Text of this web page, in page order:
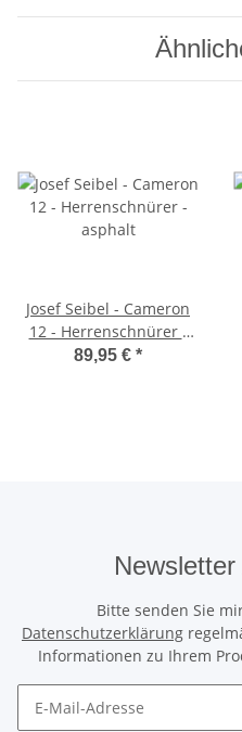
Josef Seibel - Cameron
12 - Herrenschnürer -
asphalt
89,95 € *
Bitte senden Sie
Datenschutzerklärung
Informationen zu Ihrem